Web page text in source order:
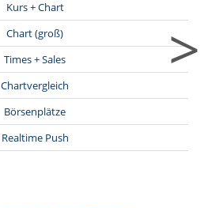
Kurs + Chart
Chart (groß)
Times + Sales
Chartvergleich
Börsenplätze
Realtime Push
>